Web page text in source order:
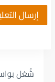
شُغل